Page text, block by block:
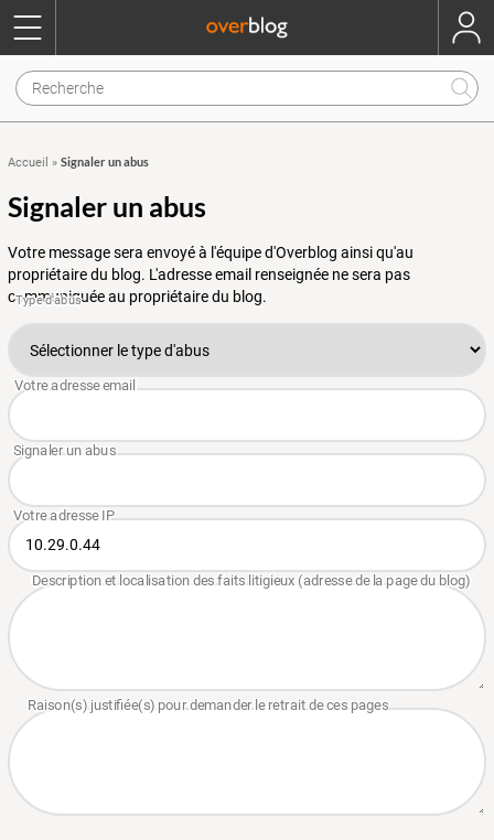
Accueil » Signaler un abus
Signaler un abus
Votre message sera envoyé à l'équipe d'Overblog ainsi qu'au
propriétaire du blog. L'adresse email renseignée ne sera pas
communiquée au propriétaire du blog.